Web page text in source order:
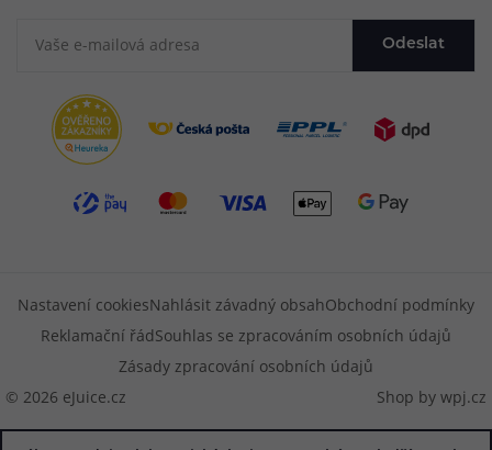
Odeslat
© 2026 eJuice.cz
Nastavení cookiesNahlásit závadný obsahObchodní podmínky
Reklamační řádSouhlas se zpracováním osobních údajů
Zásady zpracování osobních údajů
Shop by wpj.cz